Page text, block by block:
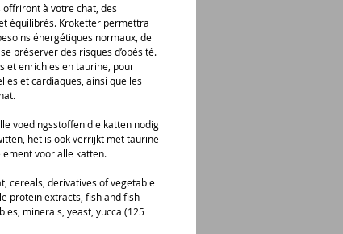
à votre chat, des
équilibrés. Kroketter permettra
énergétiques normaux, de
préserver des risques d’obésité.
et enrichies en taurine, pour
et cardiaques, ainsi que les
voedingsstoffen die katten nodig
het is ook verrijkt met taurine
voor alle katten.
cereals, derivatives of vegetable
protein extracts, fish and fish
minerals, yeast, yucca (125